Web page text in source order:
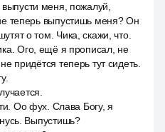
меня, пожалуй,
теперь выпустишь меня? Он
о том. Чика, скажи, что.
Ого, ещё я прописал, не
придётся теперь тут сидеть.
Оо фух. Слава Богу, я
Выпустишь?